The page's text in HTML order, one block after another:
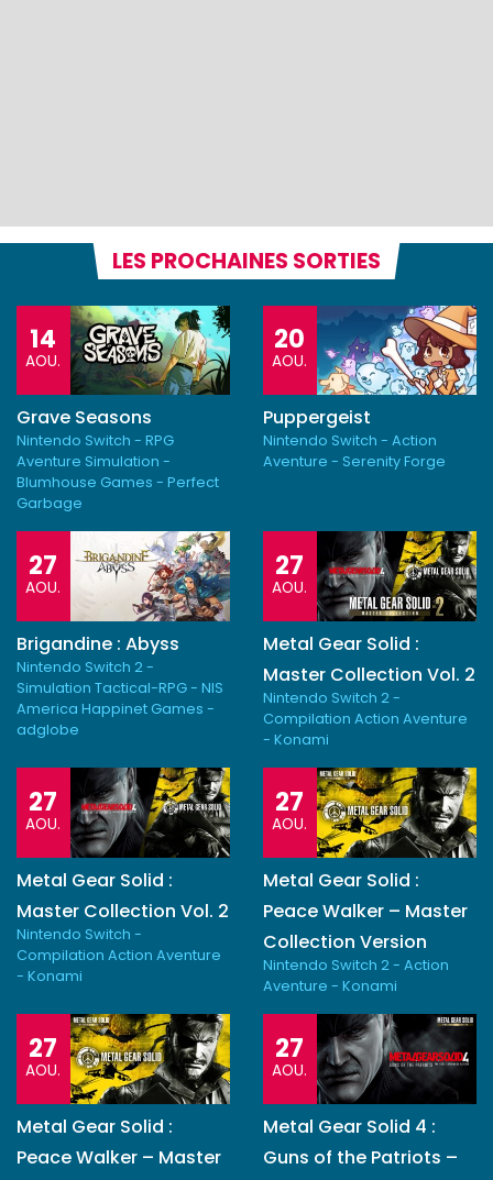
LES PROCHAINES SORTIES
14
AOU.
Grave Seasons
Nintendo Switch - RPG
Aventure Simulation -
Blumhouse Games - Perfect
Garbage
20
AOU.
Puppergeist
Nintendo Switch - Action
Aventure - Serenity Forge
27
AOU.
Brigandine : Abyss
Nintendo Switch 2 -
Simulation Tactical-RPG - NIS
America Happinet Games -
adglobe
27
AOU.
Metal Gear Solid :
Master Collection Vol. 2
Nintendo Switch 2 -
Compilation Action Aventure
- Konami
27
AOU.
Metal Gear Solid :
Master Collection Vol. 2
Nintendo Switch -
Compilation Action Aventure
- Konami
27
AOU.
Metal Gear Solid :
Peace Walker – Master
Collection Version
Nintendo Switch 2 - Action
Aventure - Konami
27
AOU.
Metal Gear Solid :
Peace Walker – Master
27
AOU.
Metal Gear Solid 4 :
Guns of the Patriots –